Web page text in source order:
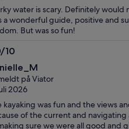
water is scary. Definitely
a wonderful guide, positive and
But was so fun!
10
på Viator
2026
kayaking was fun and the views
of the current and
sure we were all good and